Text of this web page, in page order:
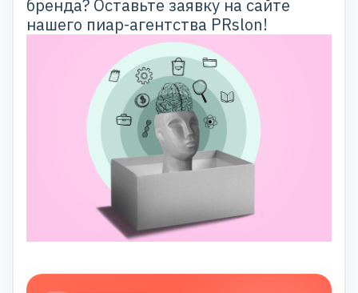
бренда? Оставьте заявку на сайте
нашего пиар-агентства PRslon!